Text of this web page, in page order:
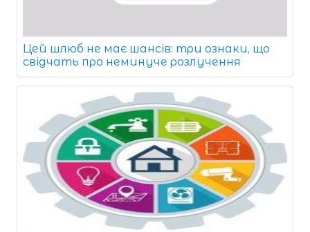
Цей шлюб не має шансів: три ознаки, що
свідчать про неминуче розлучення